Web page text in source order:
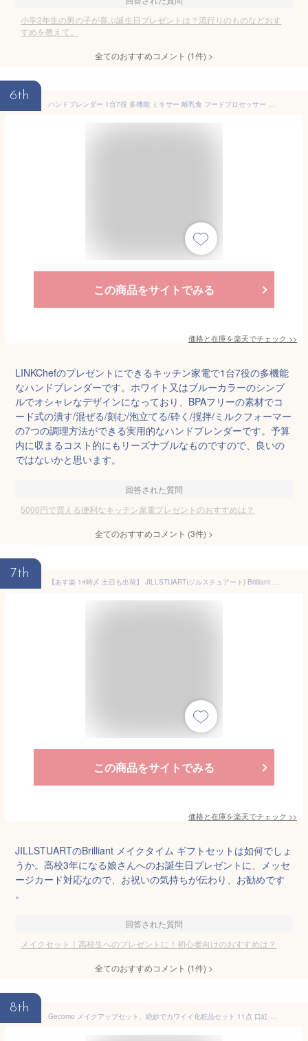
小学2年生の男の子が喜ぶ誕生日プレゼントは？流行りのものなどおす
すめを教えて。
全てのおすすめコメント (1件) >
6th
ハンドブレンダー 1台7役 多機能 ミキサー 離乳食 フードプロセッサー みじん切り 肉・野菜・フルーツ 氷も砕ける スムージー 泡立て器 チョッパー スリム 軽量 静音 洗いやすい おしゃれ キッチン家電 調理器具 プレゼント ギフト 新生活 LINKChef 【選べる特典付】
この商品をサイトでみる
価格と在庫を楽天でチェック >>
LINKChefのプレゼントにできるキッチン家電で1台7役の多機能
なハンドブレンダーです。ホワイト又はブルーカラーのシンプ
ルでオシャレなデザインになっており、BPAフリーの素材でコ
ード式の潰す/混ぜる/刻む/泡立てる/砕く/撹拌/ミルクフォーマー
の7つの調理方法ができる実用的なハンドブレンダーです。予算
内に収まるコスト的にもリーズナブルなものですので、良いの
ではないかと思います。
回答された質問
5000円で買える便利なキッチン家電プレゼントのおすすめは？
全てのおすすめコメント (3件) >
7th
【あす楽 14時〆 土日も出荷】 JILLSTUART(ジルスチュアート) Brilliant メイクタイム ギフトセット（コンパクトミラーII＋クリスタルブルームリップブーケ セラム 02＋ソープフラワーブーケ)
この商品をサイトでみる
価格と在庫を楽天でチェック >>
JILLSTUARTのBrilliant メイクタイム ギフトセットは如何でしょ
うか。高校3年になる娘さんへのお誕生日プレゼントに、メッセ
ージカード対応なので、お祝いの気持ちが伝わり、お勧めです
。
回答された質問
メイクセット｜高校生へのプレゼントに！初心者向けのおすすめは？
全てのおすすめコメント (1件) >
8th
Gecomo メイクアップセット、絶妙でカワイイ化粧品セット 11点 口紅 メイクパレット 長持ち 初心者 人気 クリスマスプレゼント 新年 誕生日 お祝い日の贈り物 (メイクアップセット-B【11点】)